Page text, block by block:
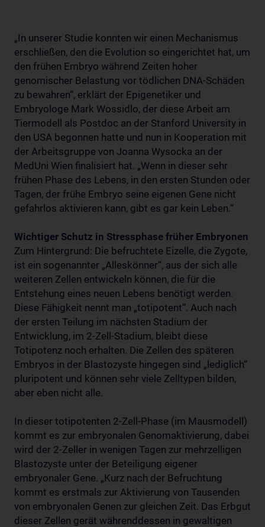
„In unserer Studie konnten wir einen Mechanismus
erschließen, den die Evolution so eingerichtet hat, um
den frühen Embryo während Zeiten hoher
genomischer Belastung vor tödlichen DNA-Schäden
zu bewahren“, erklärt der Epigenetiker und
Embryologe Mark Wossidlo, der diese Arbeit am
Tiermodell als Postdoc an der Stanford University in
den USA begonnen hatte und nun in Kooperation mit
der Arbeitsgruppe von Joanna Wysocka an der
MedUni Wien finalisiert hat. „Wenn in dieser sehr
frühen Phase des Lebens, in den ersten Stunden oder
Tagen, der frühe Embryo seine eigenen Gene nicht
gefahrlos aktivieren kann, gibt es gar kein Leben.“
Wichtiger Schutz in Stressphase früher Embryonen
Zum Hintergrund: Die befruchtete Eizelle, die Zygote,
ist ein sogenannter „Alleskönner“, aus der sich alle
weiteren Zellen entwickeln können, die für die
Entstehung eines neuen Lebens benötigt werden.
Diese Fähigkeit nennt man „totipotent“. Auch nach
der ersten Teilung im nächsten Stadium der
Entwicklung, im 2-Zell-Stadium, bleibt diese
Totipotenz noch erhalten. Die Zellen des späteren
Embryos in der Blastozyste hingegen sind „lediglich“
pluripotent und können sehr viele Zelltypen bilden,
aber eben nicht alle.
In dieser totipotenten 2-Zell-Phase (im Mausmodell)
kommt es zur embryonalen Genomaktivierung, dabei
wird der 2-Zeller in wenigen Tagen zur mehrzelligen
Blastozyste unter der Beteiligung eigener
embryonaler Gene. „Kurz nach der Befruchtung
kommt es erstmals zur Aktivierung von Tausenden
von embryonalen Genen zur gleichen Zeit. Das Erbgut
dieser Zellen gerät währenddessen in gewaltigen